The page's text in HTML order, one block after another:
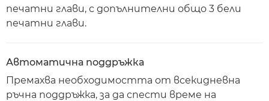
печатни глави, с допълнителни общо 3 бели
печатни глави.
Автоматична поддръжка
Премахва необходимостта от всекидневна
ръчна поддръжка, за да спести време на